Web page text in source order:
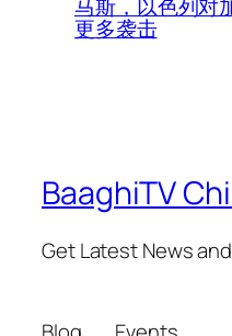
马斯，以色列对
更多袭击
BaaghiTV
Get Latest News